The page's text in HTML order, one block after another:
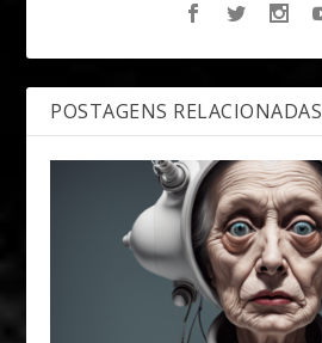
POSTAGENS RELACIONADAS